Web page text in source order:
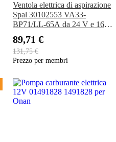
Ventola elettrica di aspirazione
Spal 30102553 VA33-
BP71/LL-65A da 24 V e 16"
elevatore, escavatore,
caricatore e generatore.
89,71 €
131,75 €
Prezzo per membri